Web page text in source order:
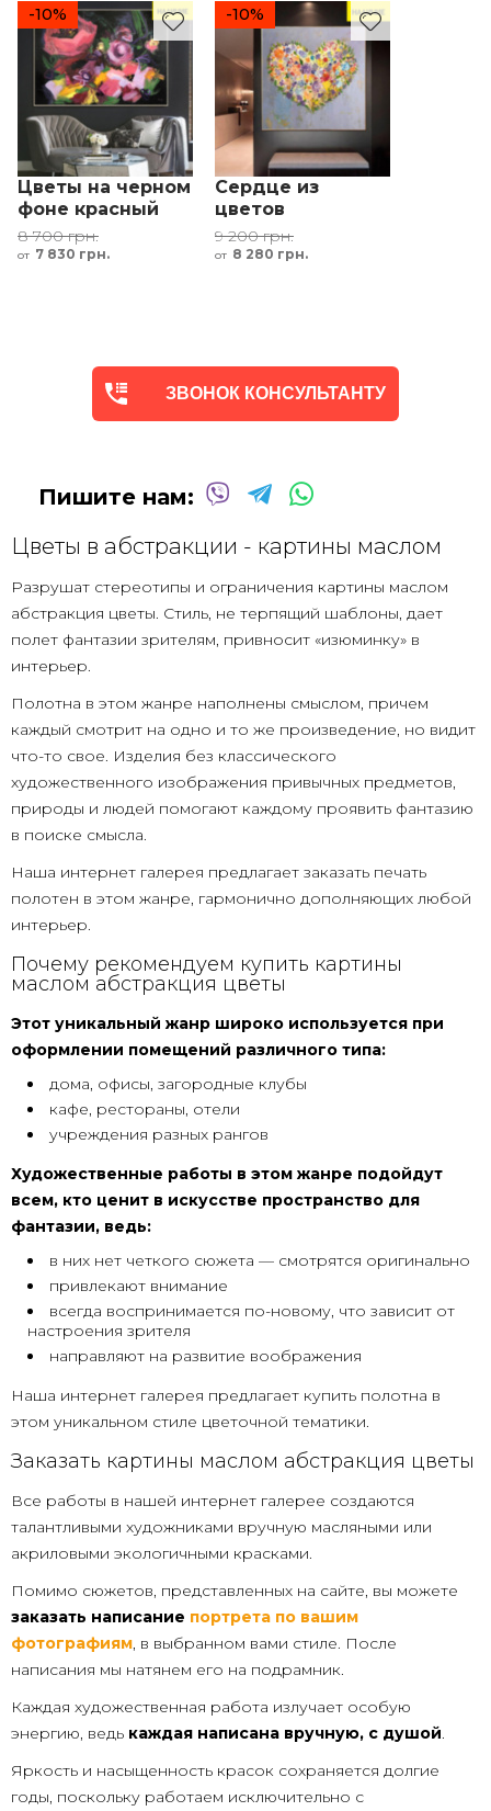
-10%
Цветы на черном
фоне красный
зелёный
розовый
8 700 грн.
от 7 830 грн.
-10%
Сердце из
цветов
современный
подарок
9 200 грн.
от 8 280 грн.
ЗВОНОК КОНСУЛЬТАНТУ
Пишите нам:
Цветы в абстракции - картины маслом
Разрушат стереотипы и ограничения картины маслом
абстракция цветы. Стиль, не терпящий шаблоны, дает
полет фантазии зрителям, привносит «изюминку» в
интерьер.
Полотна в этом жанре наполнены смыслом, причем
каждый смотрит на одно и то же произведение, но видит
что-то свое. Изделия без классического
художественного изображения привычных предметов,
природы и людей помогают каждому проявить фантазию
в поиске смысла.
Наша интернет галерея предлагает заказать печать
полотен в этом жанре, гармонично дополняющих любой
интерьер.
Почему рекомендуем купить картины
маслом абстракция цветы
Этот уникальный жанр широко используется при
оформлении помещений различного типа:
дома, офисы, загородные клубы
кафе, рестораны, отели
учреждения разных рангов
Художественные работы в этом жанре подойдут
всем, кто ценит в искусстве пространство для
фантазии, ведь:
в них нет четкого сюжета — смотрятся оригинально
привлекают внимание
всегда воспринимается по-новому, что зависит от
настроения зрителя
направляют на развитие воображения
Наша интернет галерея предлагает купить полотна в
этом уникальном стиле цветочной тематики.
Заказать картины маслом абстракция цветы
Все работы в нашей интернет галерее создаются
талантливыми художниками вручную масляными или
акриловыми экологичными красками.
Помимо сюжетов, представленных на сайте, вы можете
заказать написание портрета по вашим
фотографиям, в выбранном вами стиле. После
написания мы натянем его на подрамник.
Каждая художественная работа излучает особую
энергию, ведь каждая написана вручную, с душой.
Яркость и насыщенность красок сохраняется долгие
годы, поскольку работаем исключительно с